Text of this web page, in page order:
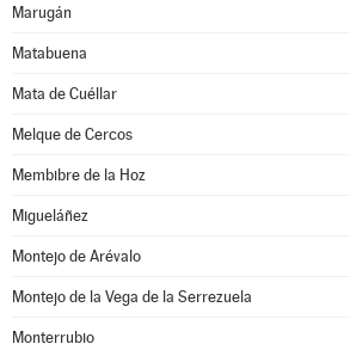
Marugán
Matabuena
Mata de Cuéllar
Melque de Cercos
Membibre de la Hoz
Migueláñez
Montejo de Arévalo
Montejo de la Vega de la Serrezuela
Monterrubio